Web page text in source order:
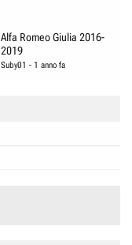
Alfa Romeo Giulia 2016-
2019
Suby01 - 1 anno fa